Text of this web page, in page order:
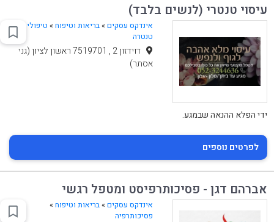
עיסוי טנטרי (לנשים בלבד)
אינדקס עסקים »בריאות וטיפוח» טיפולי
טנטרה
דוידזון 2 , 7519701 ראשון לציון (גני
אסתר)
ידי הפלא ההנאה שבמגע.
לפרטים נוספים
אברהם דגן - פסיכותרפיסט ומטפל רגשי
אינדקס עסקים »בריאות וטיפוח»
פסיכותרפיה